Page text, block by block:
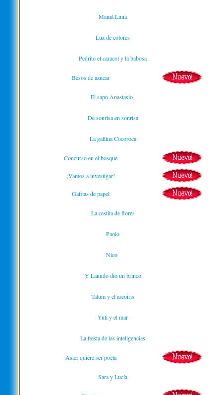
Mamá Luna
Luz de colores
Pedrito el caracol y la babosa
Besos de azucar
El sapo Anastasio
De sonrisa en sonrisa
La gallina Cocoroca
Concurso en el bosque
¡Vamos a investigar!
Gafitas de papel
La cestita de flores
Paolo
Nico
Y Lanudo dio un brinco
Tatum y el arcoiris
Yuli y el mar
La fiesta de las inteligencias
Asier quiere ser poeta
Sara y Lucía